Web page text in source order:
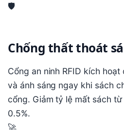
🛡️
Chống thất thoát
Cổng an ninh RFID kích
và ánh sáng ngay khi sách
cổng. Giảm tỷ lệ mất sách
0.5%.
🚀